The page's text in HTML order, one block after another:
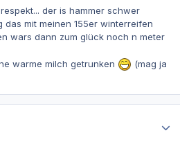
der is hammer schwer
das mit meinen 155er winterreifen
wars dann zum glück noch n meter
warme milch getrunken
(mag ja